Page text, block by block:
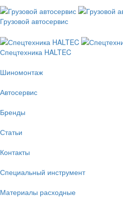
Грузовой автосервис
Спецтехника HALTEC
Шиномонтаж
Автосервис
Бренды
Статьи
Контакты
Специальный инструмент
Материалы расходные